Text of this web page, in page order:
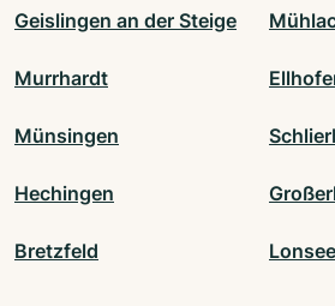
Geislingen an der Steige
Murrhardt
Münsingen
Hechingen
Bretzfeld Lonsee